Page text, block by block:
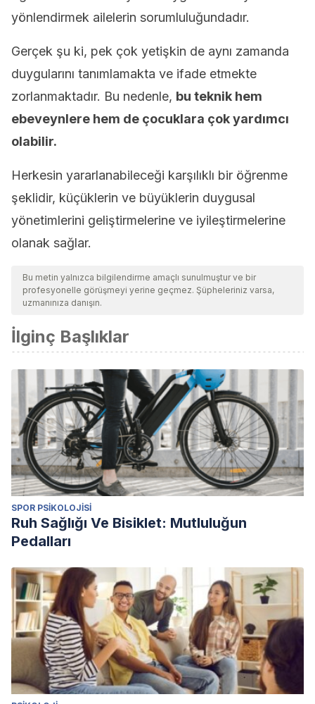
yönlendirmek ailelerin sorumluluğundadır.
Gerçek şu ki, pek çok yetişkin de aynı zamanda
duygularını tanımlamakta ve ifade etmekte
zorlanmaktadır. Bu nedenle, bu teknik hem
ebeveynlere hem de çocuklara çok yardımcı
olabilir.
Herkesin yararlanabileceği karşılıklı bir öğrenme
şeklidir, küçüklerin ve büyüklerin duygusal
yönetimlerini geliştirmelerine ve iyileştirmelerine
olanak sağlar.
Bu metin yalnızca bilgilendirme amaçlı sunulmuştur ve bir
profesyonelle görüşmeyi yerine geçmez. Şüpheleriniz varsa,
uzmanınıza danışın.
İlginç Başlıklar
SPOR PSIKOLOJISI
Ruh Sağlığı Ve Bisiklet: Mutluluğun
Pedalları